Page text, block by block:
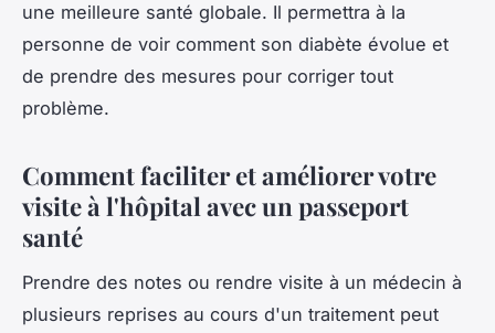
une meilleure santé globale. Il permettra à la
personne de voir comment son diabète évolue et
de prendre des mesures pour corriger tout
problème.
Comment faciliter et améliorer votre
visite à l'hôpital avec un passeport
santé
Prendre des notes ou rendre visite à un médecin à
plusieurs reprises au cours d'un traitement peut